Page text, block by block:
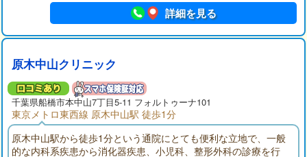
詳細を見る
原木中山クリニック
千葉県船橋市本中山7丁目5-11 フォルトゥーナ101
東京メトロ東西線 原木中山駅 徒歩1分
原木中山駅から徒歩1分という通院にとても便利な立地で、一般
的な内科系疾患から消化器疾患、小児科、整形外科の診療を行